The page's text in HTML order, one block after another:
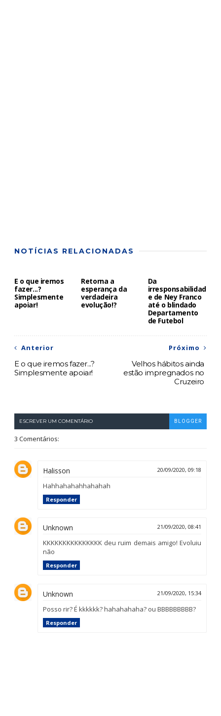
NOTÍCIAS RELACIONADAS
E o que iremos
fazer...?
Simplesmente
apoiar!
Retorna a
esperança da
verdadeira
evolução!?
Da
irresponsabilidad
e de Ney Franco
até o blindado
Departamento
de Futebol
Próximo
Velhos hábitos ainda
estão impregnados no
Cruzeiro
Anterior
E o que iremos fazer...?
Simplesmente apoiar!
ESCREVER UM COMENTÁRIO BLOGGER
3 Comentários:
Halisson 20/09/2020, 09:18
Hahhahahahhahahah
Responder
Unknown 21/09/2020, 08:41
KKKKKKKKKKKKKKK deu ruim demais amigo! Evoluiu
não
Responder
Unknown 21/09/2020, 15:34
Posso rir? É kkkkkk? hahahahaha? ou BBBBBBBBB?
Responder